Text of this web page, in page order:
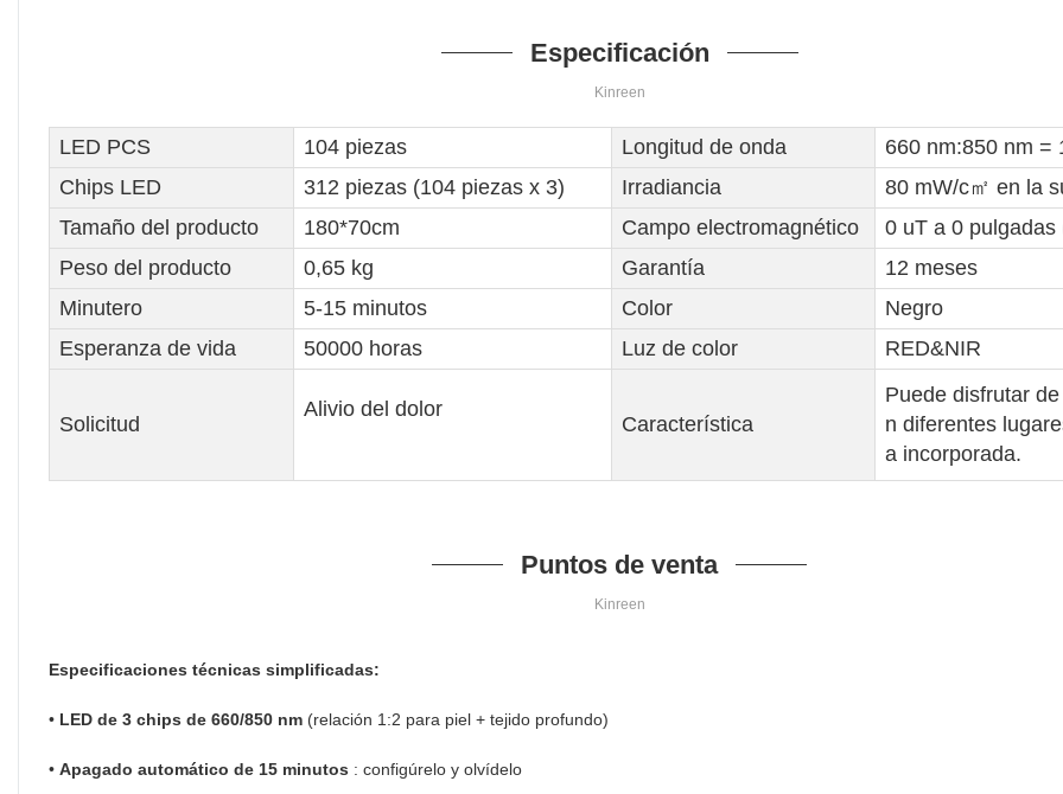
Especificación
Kinreen
LED PCS 104 piezas Longitud de onda
660 nm:850 nm =
Chips LED
312 piezas (104 piezas x 3) Irradiancia
80 mW/c㎡ en la
Tamaño del producto
180*70cm Campo electromagnético
0 uT a 0 pulgadas
Peso del producto
0,65 kg Garantía
12 meses
Minutero
5-15 minutos Color
Negro
Esperanza de vida
50000 horas Luz de color RED&NIR
Solicitud
Alivio del dolor
Característica
Puede disfrutar
n diferentes
a incorporada.
Puntos de venta
Kinreen
Especificaciones técnicas simplificadas:
• LED de 3 chips de 660/850 nm (relación 1:2 para piel + tejido profundo)
• Apagado automático de 15 minutos : configúrelo y olvídelo